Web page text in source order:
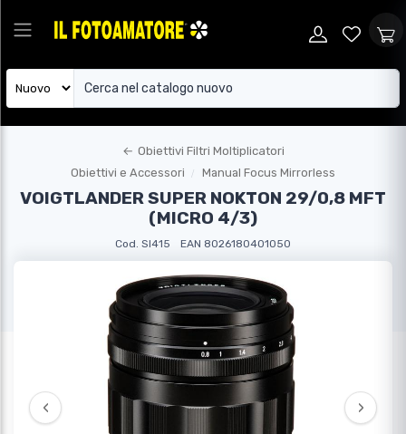
← Obiettivi Filtri Moltiplicatori
Obiettivi e Accessori
Manual Focus Mirrorless
VOIGTLANDER SUPER NOKTON 29/0,8 MFT
(MICRO 4/3)
Cod. SI415 EAN 8026180401050
‹ ›